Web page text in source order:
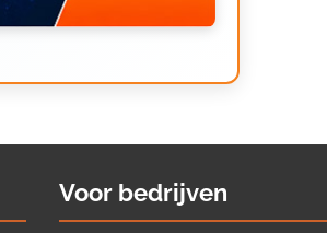
Voor bedrijven